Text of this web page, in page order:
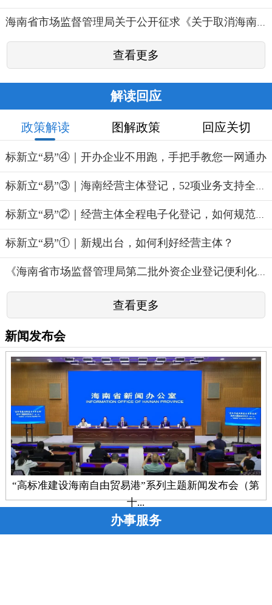
查看更多
解读回应
政策解读 图解政策 回应关切
标新立“易”④｜开办企业不用跑，手把手教您一网通办
标新立“易”③｜海南经营主体登记，52项业务支持全程电...
标新立“易”②｜经营主体全程电子化登记，如何规范服务...
标新立“易”①｜新规出台，如何利好经营主体？
《海南省市场监督管理局第二批外资企业登记便利化措施》...
查看更多
新闻发布会
“高标准建设海南自由贸易港”系列主题新闻发布会（第
十...
办事服务